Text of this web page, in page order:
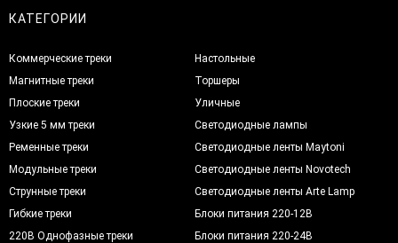
КАТЕГОРИИ
Коммерческие треки
Магнитные треки
Плоские треки
Узкие 5 мм треки
Ременные треки
Модульные треки
Струнные треки
Гибкие треки
220В Однофазные треки
Настольные
Торшеры
Уличные
Светодиодные лампы
Светодиодные ленты Maytoni
Светодиодные ленты Novotech
Светодиодные ленты Arte Lamp
Блоки питания 220-12В
Блоки питания 220-24В